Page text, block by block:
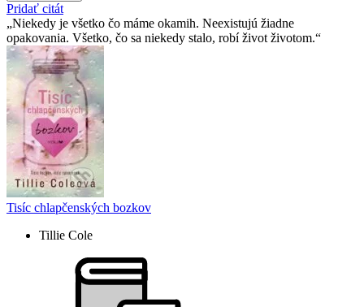
Pridať citát
Niekedy je všetko čo máme okamih. Neexistujú žiadne
opakovania. Všetko, čo sa niekedy stalo, robí život životom.
Tisíc chlapčenských bozkov
Tillie Cole